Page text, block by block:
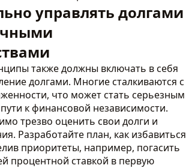
управлять долгами
также должны включать в себя
долгами. Многие сталкиваются с
что может стать серьезным
к финансовой независимости.
трезво оценить свои долги и
Разработайте план, как избавиться
приоритеты, например, погасить
процентной ставкой в первую